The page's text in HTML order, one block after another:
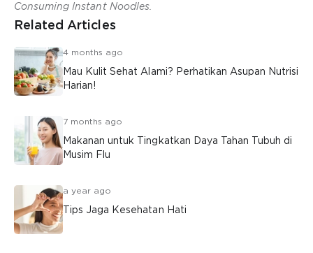
Consuming Instant Noodles.
Related Articles
4 months ago
Mau Kulit Sehat Alami? Perhatikan Asupan Nutrisi
Harian!
7 months ago
Makanan untuk Tingkatkan Daya Tahan Tubuh di
Musim Flu
a year ago
Tips Jaga Kesehatan Hati